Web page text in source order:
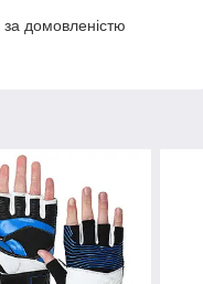
домовленістю